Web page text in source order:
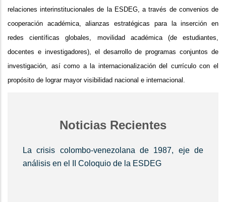
relaciones interinstitucionales de la ESDEG, a través de convenios de
cooperación académica, alianzas estratégicas para la inserción en
redes científicas globales, movilidad académica (de estudiantes,
docentes e investigadores), el desarrollo de programas conjuntos de
investigación, así como a la internacionalización del currículo con el
propósito de lograr mayor visibilidad nacional e internacional.
Noticias Recientes
La crisis colombo-venezolana de 1987, eje de
análisis en el II Coloquio de la ESDEG